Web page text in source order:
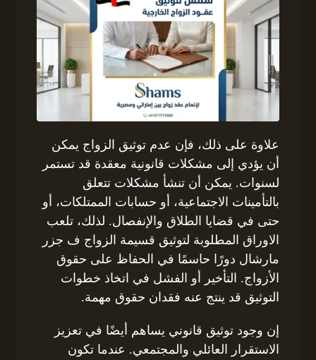
علاوة على ذلك، فإن عدم توثيق الزواج يمكن
أن يؤدي إلى مشكلات قانونية معقدة قد تستمر
لسنوات. يمكن أن تنشأ مشكلات تتعلق
بالتأمينات الاجتماعية، أو حسابات الممتلكات، أو
حتى في قضايا الطلاق والإنفصال. لذلك، تلعب
الاوراق المطلوبة لتوثيق قسيمة الزواج ف جزر
مارشال دورًا حاسمًا في الحفاظ على حقوق
الأزواج. التأخير أو الفشل في اتخاذ خطوات
التوثيق قد ينتج عنه فقدان حقوق مهمة.
إن وجود توثيق قانوني يساهم أيضًا في تعزيز
الاستقرار العائلي والمجتمعي. عندما تكون